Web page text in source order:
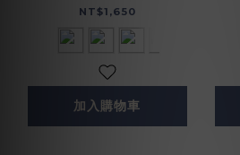
NT$1,650
加入購物車